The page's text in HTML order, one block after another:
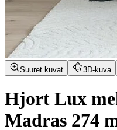
Suuret kuvat 3D-kuva
Hjort Lux
Madras 274